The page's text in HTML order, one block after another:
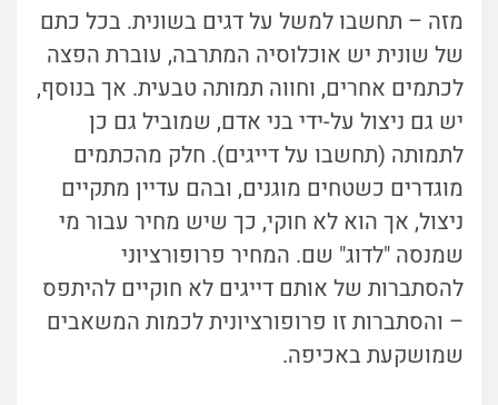
מזה – תחשבו למשל על דגים בשונית. בכל כתם
של שונית יש אוכלוסיה המתרבה, עוברת הפצה
לכתמים אחרים, וחווה תמותה טבעית. אך בנוסף,
יש גם ניצול על-ידי בני אדם, שמוביל גם כן
לתמותה (תחשבו על דייגים). חלק מהכתמים
מוגדרים כשטחים מוגנים, ובהם עדיין מתקיים
ניצול, אך הוא לא חוקי, כך שיש מחיר עבור מי
שמנסה "לדוג" שם. המחיר פרופורציוני
להסתברות של אותם דייגים לא חוקיים להיתפס
– והסתברות זו פרופורציונית לכמות המשאבים
שמושקעת באכיפה.